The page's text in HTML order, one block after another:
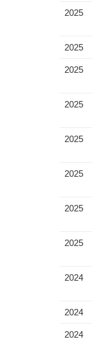
2025
2025
2025
2025
2025
2025
2025
2025
2024
2024
2024